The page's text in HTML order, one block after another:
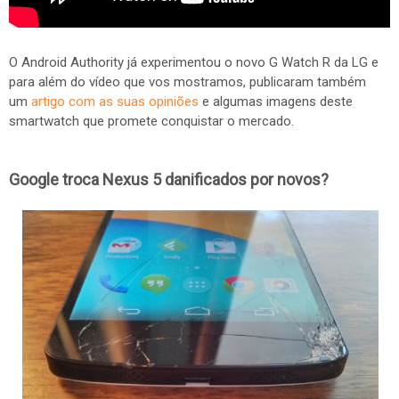
O Android Authority já experimentou o novo G Watch R da LG e
para além do vídeo que vos mostramos, publicaram também
um artigo com as suas opiniões e algumas imagens deste
smartwatch que promete conquistar o mercado.
Google troca Nexus 5 danificados por novos?